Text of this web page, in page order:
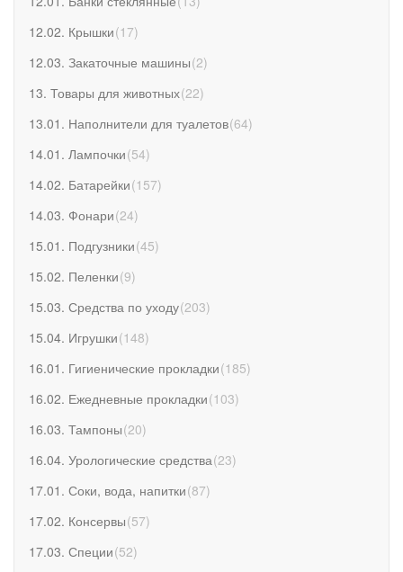
12.02. Крышки(17)
12.03. Закаточные машины(2)
13. Товары для животных(22)
13.01. Наполнители для туалетов(64)
14.01. Лампочки(54)
14.02. Батарейки(157)
14.03. Фонари(24)
15.01. Подгузники(45)
15.02. Пеленки(9)
15.03. Средства по уходу(203)
15.04. Игрушки(148)
16.01. Гигиенические прокладки(185)
16.02. Ежедневные прокладки(103)
16.03. Тампоны(20)
16.04. Урологические средства(23)
17.01. Соки, вода, напитки(87)
17.02. Консервы(57)
17.03. Специи(52)